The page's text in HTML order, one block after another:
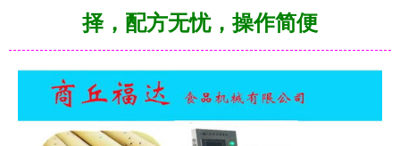
择，配方无忧，操作简便